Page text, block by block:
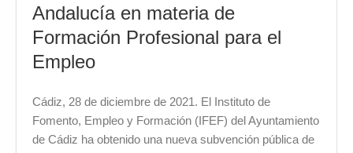
Andalucía en materia de
Formación Profesional para el
Empleo
Cádiz, 28 de diciembre de 2021. El Instituto de
Fomento, Empleo y Formación (IFEF) del Ayuntamiento
de Cádiz ha obtenido una nueva subvención pública de